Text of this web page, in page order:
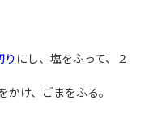
り にし、塩をふって、２
かけ、ごまをふる。